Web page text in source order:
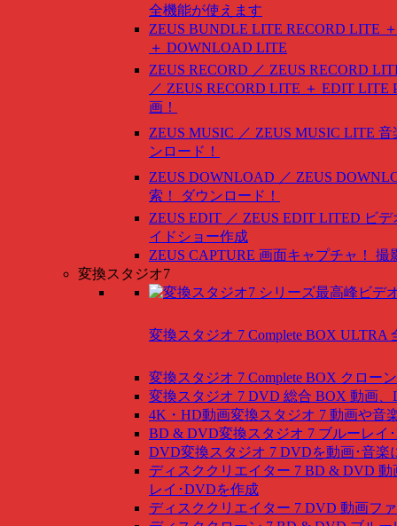
全機能が使えます
ZEUS BUNDLE LITE RECORD LITE
＋ DOWNLOAD LITE
ZEUS RECORD ／ ZEUS RECORD
／ ZEUS RECORD LITE ＋ EDIT LITE
画！
ZEUS MUSIC ／ ZEUS MUSIC LITE 音
ンロード！
ZEUS DOWNLOAD ／ ZEUS
索！ ダウンロード！
ZEUS EDIT ／ ZEUS EDIT LITED ビ
イドショー作成
ZEUS CAPTURE 画面キャプチャ！ 撮
変換スタジオ7
変換スタジオ 7 Complete BOX ULTRA
変換スタジオ 7 Complete BOX クロー
変換スタジオ 7 DVD 総合 BOX 動画、
4K・HD動画変換スタジオ 7 動画や音
BD & DVD変換スタジオ 7 ブルーレイ
DVD変換スタジオ 7 DVDを動画･音楽
ディスククリエイター 7 BD & DVD 動
レイ･DVDを作成
ディスククリエイター 7 DVD 動画フ